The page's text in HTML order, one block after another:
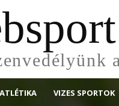
ATLÉTIKA VIZES SPORTOK